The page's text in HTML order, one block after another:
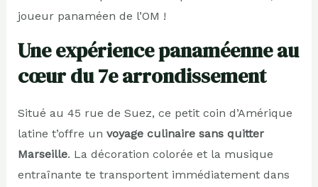
joueur panaméen de l’OM !
Une expérience panaméenne au
cœur du 7e arrondissement
Situé au 45 rue de Suez, ce petit coin d’Amérique
latine t’offre un voyage culinaire sans quitter
Marseille. La décoration colorée et la musique
entraînante te transportent immédiatement dans